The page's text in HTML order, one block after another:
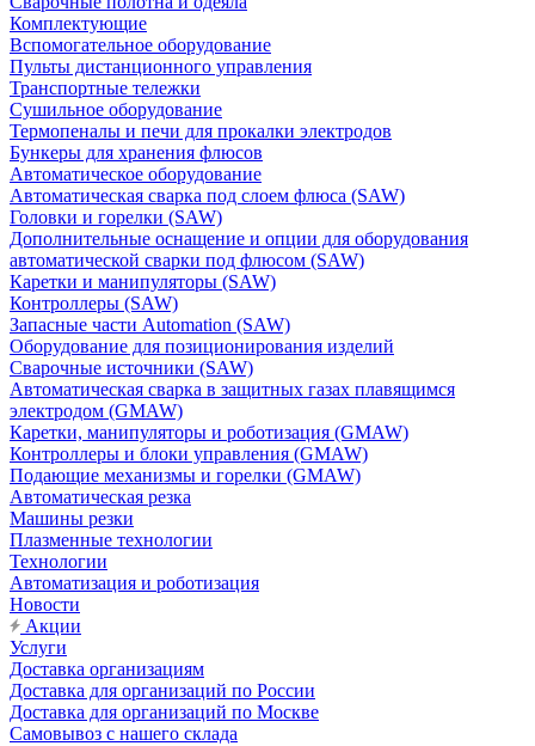
Комплектующие
Вспомогательное оборудование
Пульты дистанционного управления
Транспортные тележки
Сушильное оборудование
Термопеналы и печи для прокалки электродов
Бункеры для хранения флюсов
Автоматическое оборудование
Автоматическая сварка под слоем флюса (SAW)
Головки и горелки (SAW)
Дополнительные оснащение и опции для оборудования
автоматической сварки под флюсом (SAW)
Каретки и манипуляторы (SAW)
Контроллеры (SAW)
Запасные части Automation (SAW)
Оборудование для позиционирования изделий
Сварочные источники (SAW)
Автоматическая сварка в защитных газах плавящимся
электродом (GMAW)
Каретки, манипуляторы и роботизация (GMAW)
Контроллеры и блоки управления (GMAW)
Подающие механизмы и горелки (GMAW)
Автоматическая резка
Машины резки
Плазменные технологии
Технологии
Автоматизация и роботизация
Новости
Акции
Услуги
Доставка организациям
Доставка для организаций по России
Доставка для организаций по Москве
Самовывоз с нашего склада